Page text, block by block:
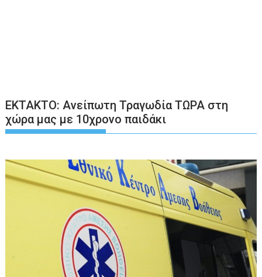
ΕΚΤΑΚΤΟ: Ανείπωτη Τραγωδία ΤΩΡΑ στη
χώρα μας με 10χρονο παιδάκι